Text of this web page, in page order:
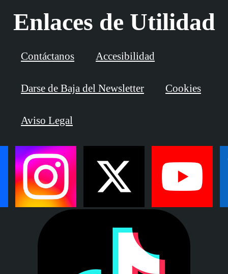
Enlaces de Utilidad
Contáctanos Accesibilidad
Darse de Baja del Newsletter Cookies
Aviso Legal